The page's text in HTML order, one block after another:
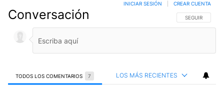
Conversación SIGA ESTA
SEGUIR
INICIAR SESIÓN CREAR CUENTA
TODOS LOS COMENTARIOS 7 LOS MÁS RECIENTES